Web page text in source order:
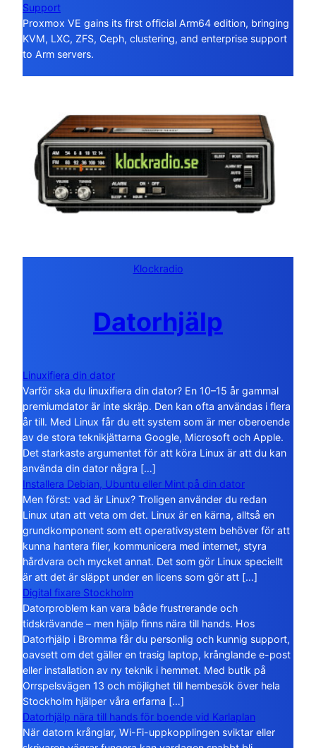
Support
Proxmox VE gains its first official Arm64 edition, bringing
KVM, LXC, ZFS, Ceph, clustering, and enterprise support
to Arm servers.
Klockradio
Datorhjälp
Linuxifiera din dator
Varför ska du linuxifiera din dator? En 10–15 år gammal
premiumdator är inte skräp. Den kan ofta användas i flera
år till. Med Linux får du ett system som är mer oberoende
av de stora teknikjättarna Google, Microsoft och Apple.
Det starkaste argumentet för att köra Linux är att du kan
använda din dator några […]
Installera Debian, Ubuntu eller Mint på din dator
Men först: vad är Linux? Troligen använder du redan
Linux utan att veta om det. Linux är en kärna, alltså en
grundkomponent som ett operativsystem behöver för att
kunna hantera filer, kommunicera med internet, styra
hårdvara och mycket annat. Det som gör Linux speciellt
är att det är släppt under en licens som gör att […]
Digital fixare Stockholm
Datorproblem kan vara både frustrerande och
tidskrävande – men hjälp finns nära till hands. Hos
Datorhjälp i Bromma får du personlig och kunnig support,
oavsett om det gäller en trasig laptop, krånglande e-post
eller installation av ny teknik i hemmet. Med butik på
Orrspelsvägen 13 och möjlighet till hembesök över hela
Stockholm hjälper våra erfarna […]
Datorhjälp nära till hands för boende vid Karlaplan
När datorn krånglar, Wi-Fi-uppkopplingen sviktar eller